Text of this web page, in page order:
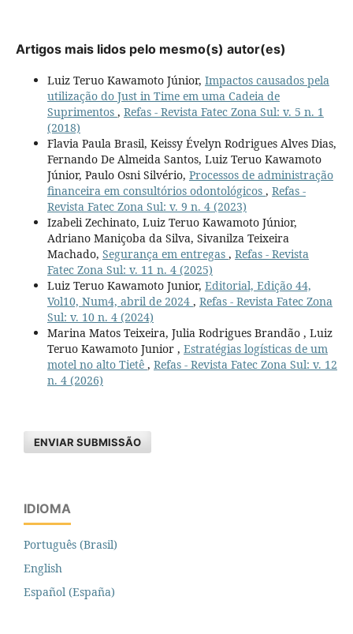
Artigos mais lidos pelo mesmo(s) autor(es)
Luiz Teruo Kawamoto Júnior, Impactos causados pela
utilização do Just in Time em uma Cadeia de
Suprimentos , Refas - Revista Fatec Zona Sul: v. 5 n. 1
(2018)
Flavia Paula Brasil, Keissy Évelyn Rodrigues Alves Dias,
Fernando De Almeida Santos, Luiz Teruo Kawamoto
Júnior, Paulo Osni Silvério, Processos de administração
financeira em consultórios odontológicos , Refas -
Revista Fatec Zona Sul: v. 9 n. 4 (2023)
Izabeli Zechinato, Luiz Teruo Kawamoto Júnior,
Adriano Maniçoba da Silva, Sivanilza Teixeira
Machado, Segurança em entregas , Refas - Revista
Fatec Zona Sul: v. 11 n. 4 (2025)
Luiz Teruo Kawamoto Junior, Editorial, Edição 44,
Vol10, Num4, abril de 2024 , Refas - Revista Fatec Zona
Sul: v. 10 n. 4 (2024)
Marina Matos Teixeira, Julia Rodrigues Brandão , Luiz
Teruo Kawamoto Junior , Estratégias logísticas de um
motel no alto Tietê , Refas - Revista Fatec Zona Sul: v. 12
n. 4 (2026)
ENVIAR SUBMISSÃO
IDIOMA
Português (Brasil)
English
Español (España)